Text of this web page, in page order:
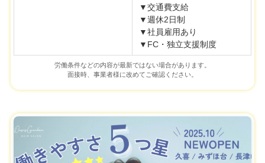
▼交通費支給
▼週休2日制
▼社員雇用あり
▼FC・独立支援制度
労働条件などの内容が最新ではない場合があります。
面接時、事業者様に改めてご確認ください。